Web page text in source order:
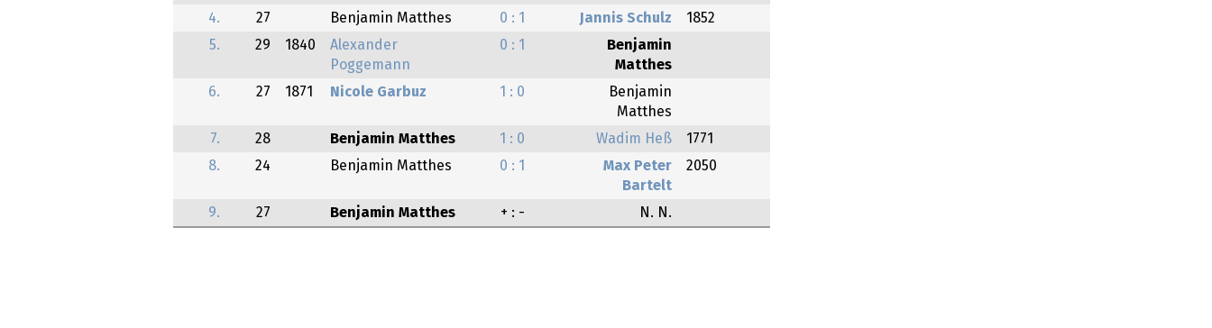
4. 27 Benjamin Matthes 0 : 1 Jannis Schulz
1852
5.
29 1840
Alexander
Poggemann
0 : 1
Benjamin
Matthes
6.
27 1871 Nicole Garbuz 1 : 0
Benjamin
Matthes
7.
28 Benjamin Matthes 1 : 0 Wadim Heß
1771
8.
24 Benjamin Matthes 0 : 1
Max Peter
Bartelt
2050
9. 27 Benjamin Matthes + : - N. N.